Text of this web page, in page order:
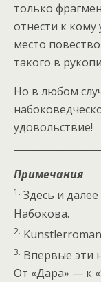
только
отнести к кому
место
такого в
Но в любом
удовольствие!
Примечания
1. Здесь и
Набокова.
2.
3. Впервые эти
От «Дара» — к